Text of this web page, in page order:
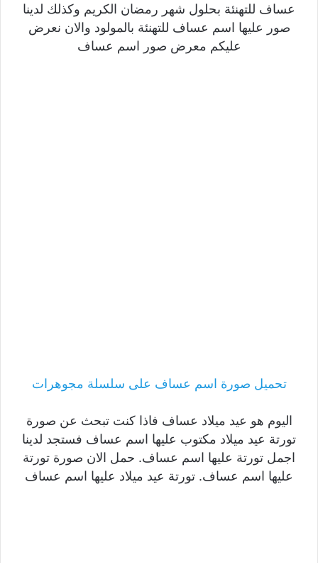
عساف للتهنئة بحلول شهر رمضان الكريم وكذلك لدينا
صور عليها اسم عساف للتهنئة بالمولود والان نعرض
عليكم معرض صور اسم عساف
تحميل صورة اسم عساف على سلسلة مجوهرات
اليوم هو عيد ميلاد عساف فاذا كنت تبحث عن صورة
تورتة عيد ميلاد مكتوب عليها اسم عساف فستجد لدينا
اجمل تورتة عليها اسم عساف. حمل الان صورة تورتة
عليها اسم عساف. تورتة عيد ميلاد عليها اسم عساف